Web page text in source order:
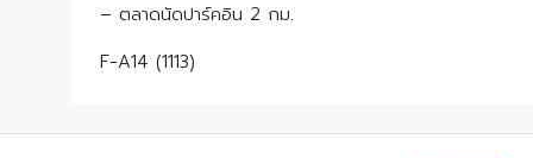
– ตลาดนัดปาร์คอิน 2 กม.
F-A14 (1113)